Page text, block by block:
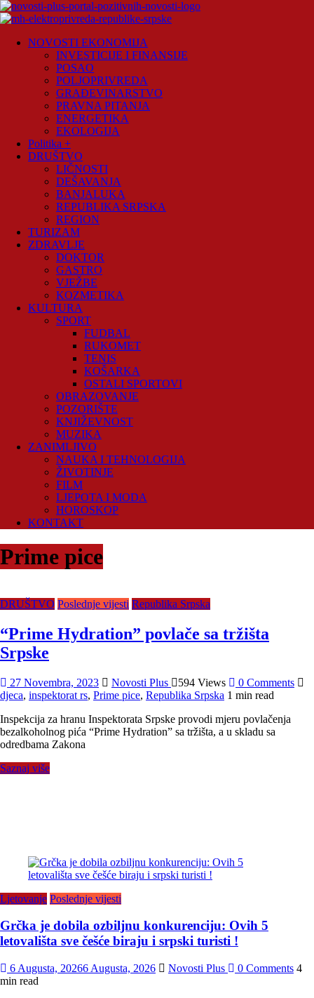
Skip
to
Plus
NOVOSTI EKONOMIJA
INVESTICIJE I FINANSIJE
POSAO
POLJOPRIVREDA
GRAĐEVINARSTVO
PRAVNA PITANJA
ENERGETIKA
EKOLOGIJA
Politika +
DRUŠTVO
LIČNOSTI
DEŠAVANJA
BANJALUKA
REPUBLIKA SRPSKA
REGION
TURIZAM
ZDRAVLJE
DOKTOR
GASTRO
VJEŽBE
KOZMETIKA
KULTURA
SPORT
FUDBAL
RUKOMET
TENIS
KOŠARKA
OSTALI SPORTOVI
OBRAZOVANJE
POZORIŠTE
KNJIŽEVNOST
MUZIKA
ZANIMLJIVO
NAUKA I TEHNOLOGIJA
ŽIVOTINJE
FILM
LJEPOTA I MODA
HOROSKOP
KONTAKT
Prime pice
DRUŠTVO Poslednje vijesti Republika Srpska
“Prime Hydration” povlače sa tržišta
Srpske
27 Novembra, 2023 Novosti Plus 594 Views
0 Comments
djeca, inspektorat rs, Prime pice, Republika Srpska 1 min read
Inspekcija za hranu Inspektorata Srpske provodi mjeru povlačenja
bezalkoholnog pića “Prime Hydration” sa tržišta, a u skladu sa
odredbama Zakona
Saznaj više
Ljetovanje Poslednje vijesti
Grčka je dobila ozbiljnu konkurenciju: Ovih 5
letovališta sve češće biraju i srpski turisti !
6 Augusta, 20266 Augusta, 2026 Novosti Plus 0 Comments 4
min read